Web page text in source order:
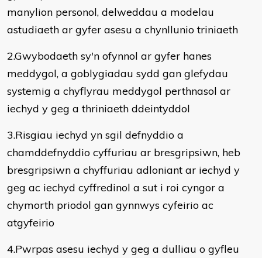
manylion personol, delweddau a modelau
astudiaeth ar gyfer asesu a chynllunio triniaeth
2.Gwybodaeth sy'n ofynnol ar gyfer hanes
meddygol, a goblygiadau sydd gan glefydau
systemig a chyflyrau meddygol perthnasol ar
iechyd y geg a thriniaeth ddeintyddol
3.Risgiau iechyd yn sgil defnyddio a
chamddefnyddio cyffuriau ar bresgripsiwn, heb
bresgripsiwn a chyffuriau adloniant ar iechyd y
geg ac iechyd cyffredinol a sut i roi cyngor a
chymorth priodol gan gynnwys cyfeirio ac
atgyfeirio
4.Pwrpas asesu iechyd y geg a dulliau o gyfleu